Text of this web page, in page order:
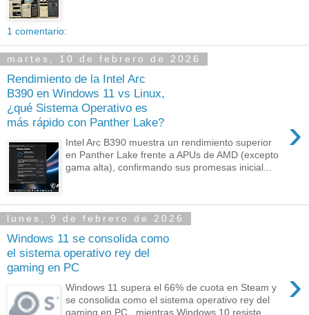
1 comentario:
martes, 10 de febrero de 2026
Rendimiento de la Intel Arc
B390 en Windows 11 vs Linux,
¿qué Sistema Operativo es
más rápido con Panther Lake?
›
Intel Arc B390 muestra un rendimiento superior
en Panther Lake frente a APUs de AMD (excepto
gama alta), confirmando sus promesas inicial...
lunes, 9 de febrero de 2026
Windows 11 se consolida como
el sistema operativo rey del
gaming en PC
›
Windows 11 supera el 66% de cuota en Steam y
se consolida como el sistema operativo rey del
gaming en PC , mientras Windows 10 resiste